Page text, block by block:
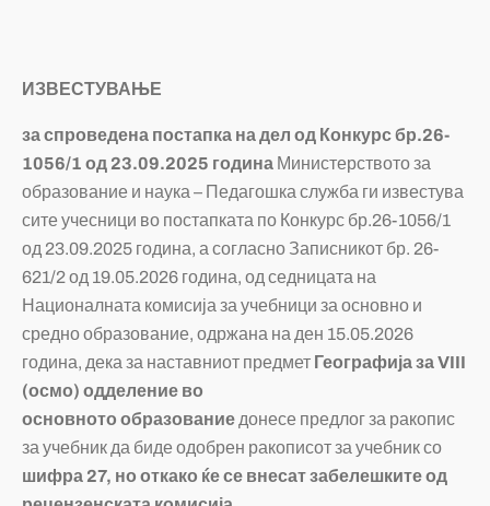
ИЗВЕСТУВАЊЕ
за спроведена постапка на дел од Конкурс бр.26-
1056/1 од 23.09.2025 година Министерството за
образование и наука – Педагошка служба ги известува
сите учесници во постапката по Конкурс бр.26-1056/1
од 23.09.2025 година, а согласно Записникот бр. 26-
621/2 од 19.05.2026 година, од седницата на
Националната комисија за учебници за основно и
средно образование, одржана на ден 15.05.2026
година, дека за наставниот предмет ГеографијазаVIII
(осмо) одделение во
основното образование донесе предлог за ракопис
за учебник да биде одобрен ракописот за учебник со
шифра 27, но откако ќе се внесат забелешките од